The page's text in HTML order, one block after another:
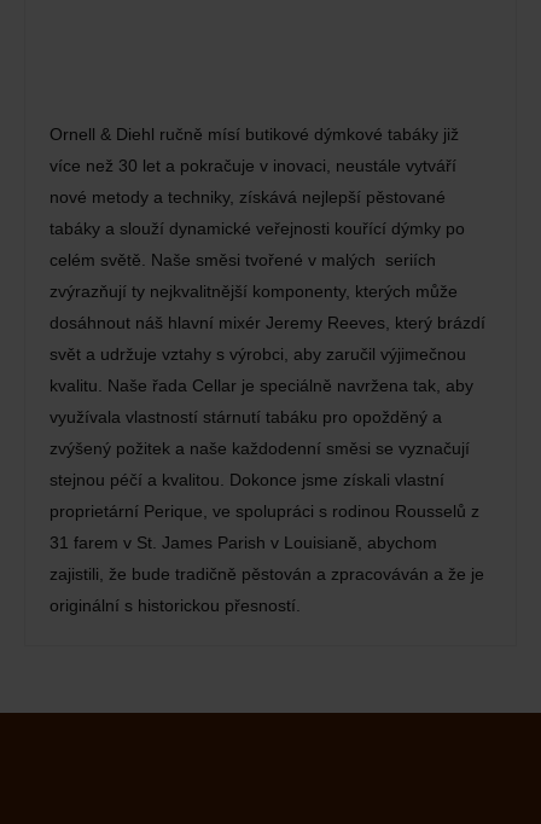
Ornell & Diehl ručně mísí butikové dýmkové tabáky již
více než 30 let a pokračuje v inovaci, neustále vytváří
nové metody a techniky, získává nejlepší pěstované
tabáky a slouží dynamické veřejnosti kouřící dýmky po
celém světě. Naše směsi tvořené v malých seriích
zvýrazňují ty nejkvalitnější komponenty, kterých může
dosáhnout náš hlavní mixér Jeremy Reeves, který brázdí
svět a udržuje vztahy s výrobci, aby zaručil výjimečnou
kvalitu. Naše řada Cellar je speciálně navržena tak, aby
využívala vlastností stárnutí tabáku pro opožděný a
zvýšený požitek a naše každodenní směsi se vyznačují
stejnou péčí a kvalitou. Dokonce jsme získali vlastní
proprietární Perique, ve spolupráci s rodinou Rousselů z
31 farem v St. James Parish v Louisianě, abychom
zajistili, že bude tradičně pěstován a zpracováván a že je
originální s historickou přesností.